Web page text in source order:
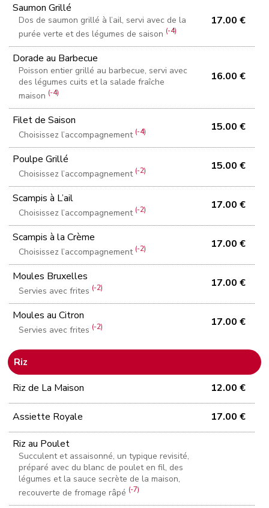
Saumon Grillé
Dos de saumon grillé à l’ail, servi avec de la
purée verte et des légumes de saison (-4)
17.00 €
Dorade au Barbecue
Poisson entier grillé au barbecue, servi avec
des légumes cuits et la salade fraîche
maison (-4)
16.00 €
Filet de Saison
Choisissez l’accompagnement (-4) 15.00 €
Poulpe Grillé
Choisissez l’accompagnement (-2) 15.00 €
Scampis à L’ail
Choisissez l’accompagnement (-2) 17.00 €
Scampis à la Crème
Choisissez l’accompagnement (-2) 17.00 €
Moules Bruxelles
Servies avec frites (-2) 17.00 €
Moules au Citron
Servies avec frites (-2) 17.00 €
Riz
Riz de La Maison
12.00 €
Assiette Royale 17.00 €
Riz au Poulet
Succulent et assaisonné, un typique revisité,
préparé avec du blanc de poulet en fil, des
légumes et la sauce secrète de la maison,
recouverte de fromage râpé (-7)